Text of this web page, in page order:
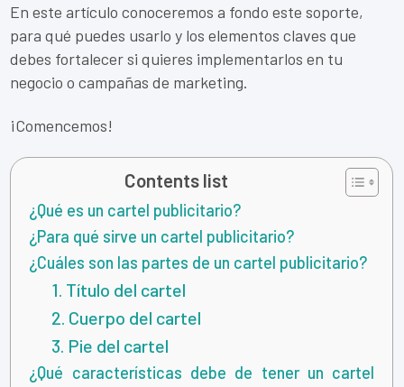
En este artículo conoceremos a fondo este soporte,
para qué puedes usarlo y los elementos claves que
debes fortalecer si quieres implementarlos en tu
negocio o campañas de marketing.
¡Comencemos!
Contents list
¿Qué es un cartel publicitario?
¿Para qué sirve un cartel publicitario?
¿Cuáles son las partes de un cartel publicitario?
1. Título del cartel
2. Cuerpo del cartel
3. Pie del cartel
¿Qué características debe de tener un cartel